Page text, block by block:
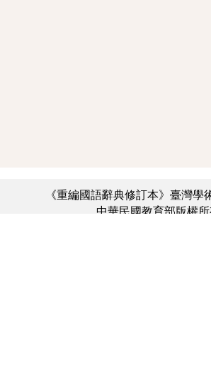
《重編國語辭典修訂本》臺灣學
中華民國教育部版權